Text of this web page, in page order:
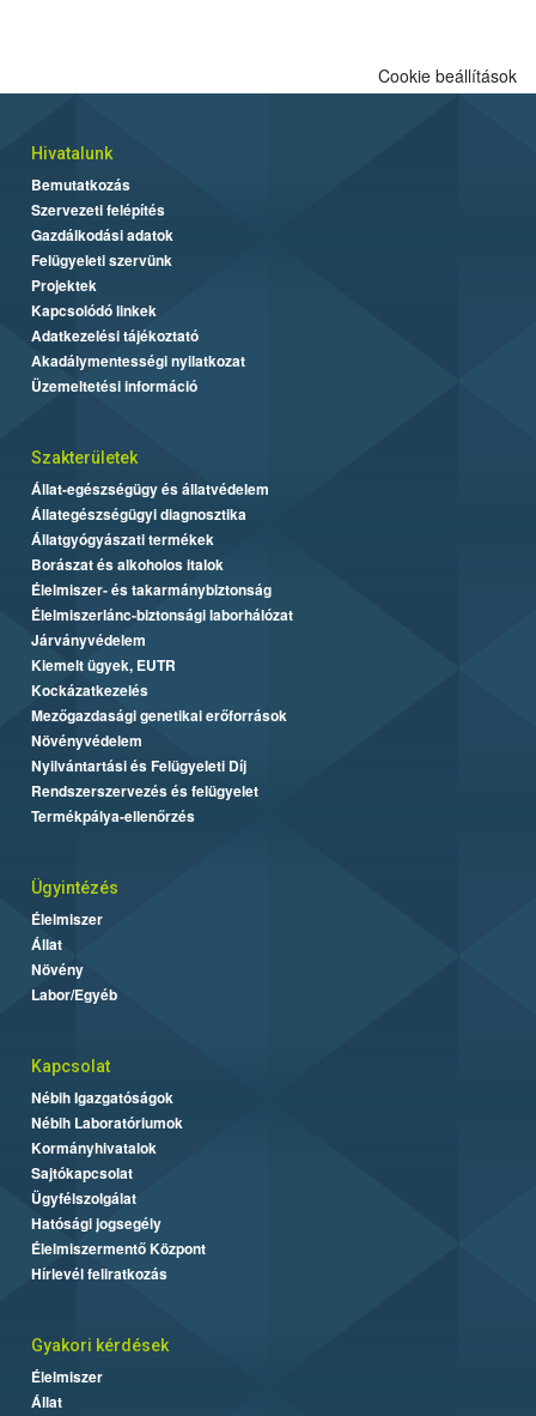
Cookie beállítások
Hivatalunk
Bemutatkozás
Szervezeti felépítés
Gazdálkodási adatok
Felügyeleti szervünk
Projektek
Kapcsolódó linkek
Adatkezelési tájékoztató
Akadálymentességi nyilatkozat
Üzemeltetési információ
Szakterületek
Állat-egészségügy és állatvédelem
Állategészségügyi diagnosztika
Állatgyógyászati termékek
Borászat és alkoholos italok
Élelmiszer- és takarmánybiztonság
Élelmiszerlánc-biztonsági laborhálózat
Járványvédelem
Kiemelt ügyek, EUTR
Kockázatkezelés
Mezőgazdasági genetikai erőforrások
Növényvédelem
Nyilvántartási és Felügyeleti Díj
Rendszerszervezés és felügyelet
Termékpálya-ellenőrzés
Ügyintézés
Élelmiszer
Állat
Növény
Labor/Egyéb
Kapcsolat
Nébih Igazgatóságok
Nébih Laboratóriumok
Kormányhivatalok
Sajtókapcsolat
Ügyfélszolgálat
Hatósági jogsegély
Élelmiszermentő Központ
Hírlevél feliratkozás
Gyakori kérdések
Élelmiszer
Állat